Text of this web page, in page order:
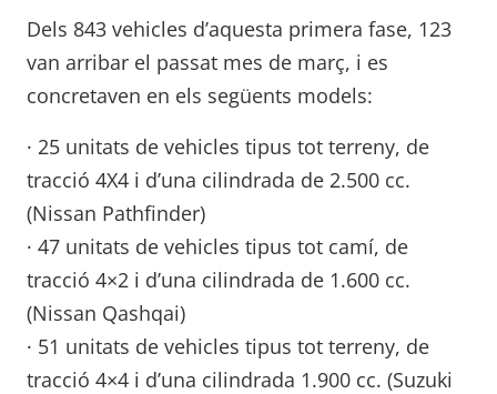
Dels 843 vehicles d’aquesta primera fase, 123
van arribar el passat mes de març, i es
concretaven en els següents models:
· 25 unitats de vehicles tipus tot terreny, de
tracció 4X4 i d’una cilindrada de 2.500 cc.
(Nissan Pathfinder)
· 47 unitats de vehicles tipus tot camí, de
tracció 4×2 i d’una cilindrada de 1.600 cc.
(Nissan Qashqai)
· 51 unitats de vehicles tipus tot terreny, de
tracció 4×4 i d’una cilindrada 1.900 cc. (Suzuki